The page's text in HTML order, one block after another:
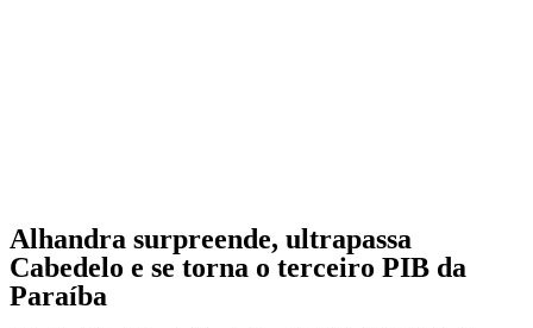
Alhandra surpreende, ultrapassa
Cabedelo e se torna o terceiro PIB da
Paraíba